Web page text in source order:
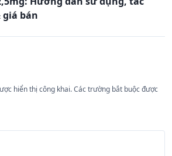
bán
hiển thị công khai.Các trường bắt buộc được